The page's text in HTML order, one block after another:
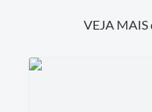
VEJA MAIS